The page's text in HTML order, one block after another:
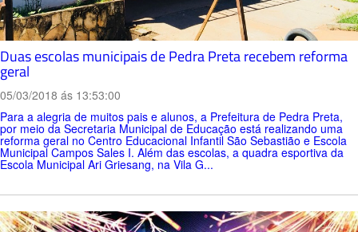
Duas escolas municipais de Pedra Preta recebem reforma
geral
05/03/2018 ás 13:53:00
Para a alegria de muitos pais e alunos, a Prefeitura de Pedra Preta,
por meio da Secretaria Municipal de Educação está realizando uma
reforma geral no Centro Educacional Infantil São Sebastião e Escola
Municipal Campos Sales I. Além das escolas, a quadra esportiva da
Escola Municipal Ari Griesang, na Vila G...